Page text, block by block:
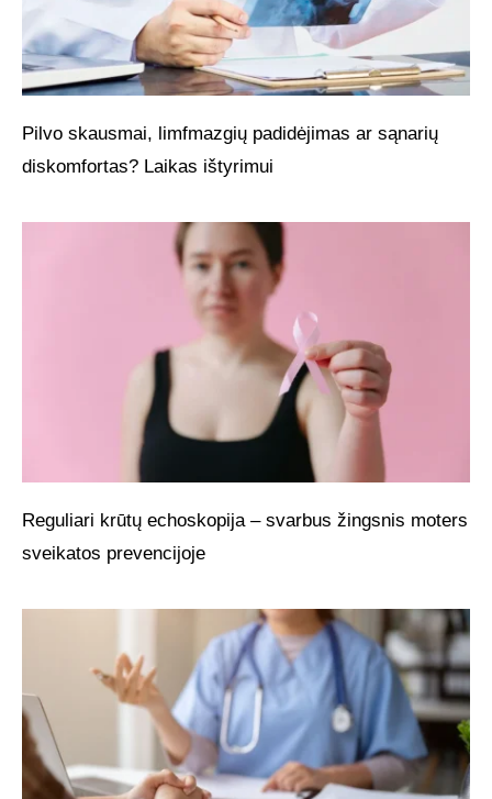
Pilvo skausmai, limfmazgių padidėjimas ar sąnarių
diskomfortas? Laikas ištyrimui
Reguliari krūtų echoskopija – svarbus žingsnis moters
sveikatos prevencijoje